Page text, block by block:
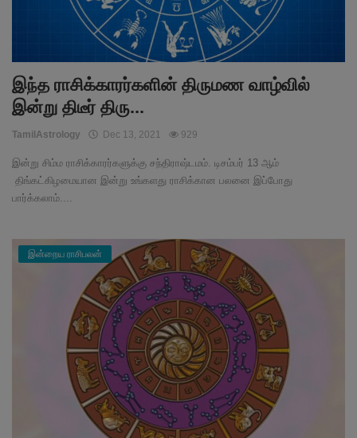
இந்த ராசிக்காரர்களின் திருமண வாழ்வில்
இன்று திடீர் திரு...
TamilAstrology Dec 13, 2021 929
இன்று சிம்ம ராசிக்காரர்களுக்கு சந்திராஷ்டமம். டிசம்பர் 13 ஆம்
திங்கட்கிழமையான இன்று உங்களது ராசிக்கான பலனை இப்போது
பார்க்கலாம்....
இன்றைய ராசிபலன்